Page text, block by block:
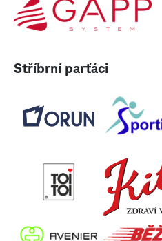
Stříbrní parťáci